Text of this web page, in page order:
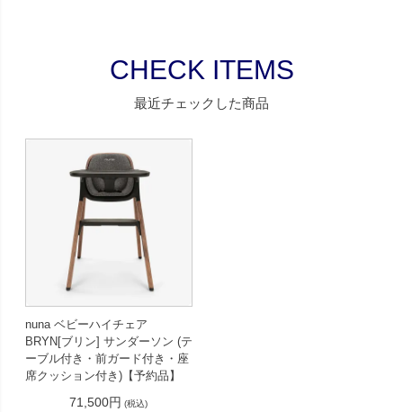
CHECK ITEMS
最近チェックした商品
nuna ベビーハイチェア
BRYN[ブリン] サンダーソン (テ
ーブル付き・前ガード付き・座
席クッション付き)【予約品】
71,500円 (税込)